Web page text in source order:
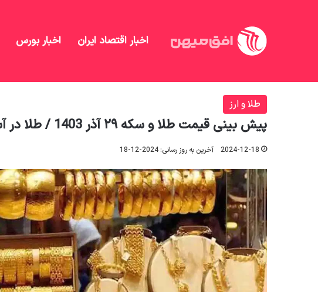
اخبار اقتصاد ایران اخبار بورس
طلا و ارز
پیش بینی قیمت طلا و سکه ۲۹ آذر 1403 / طلا در آستانه کانال ۵ میلیونی قرار گرفت
2024-12-18 آخرین به روز رسانی: 2024-12-18